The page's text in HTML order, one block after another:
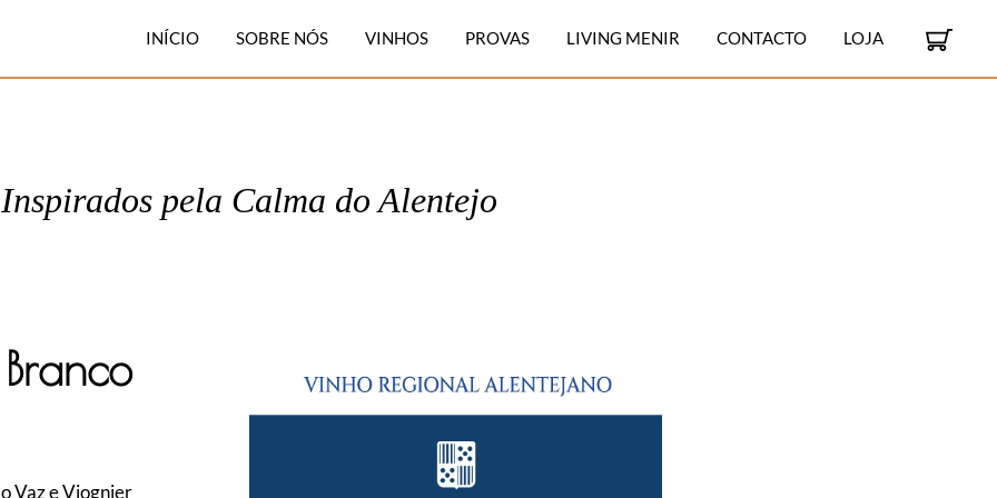
INÍCIO SOBRE NÓS VINHOS PROVAS LIVING MENIR CONTACTO LOJA
Inspirados pela Calma do Alentejo
Vaz e Viognier